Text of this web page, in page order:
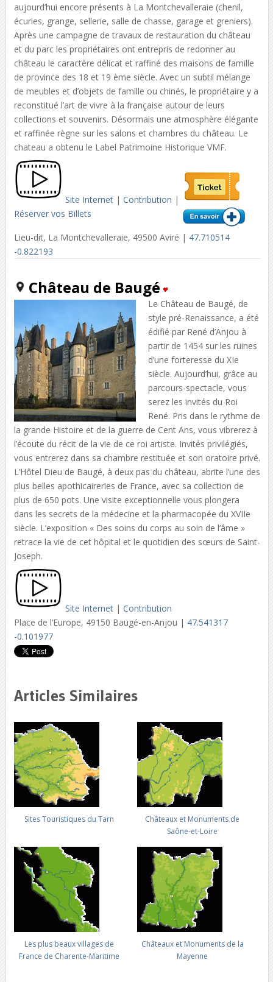
aujourd’hui encore présents à La Montchevalleraie (chenil,
écuries, grange, sellerie, salle de chasse, garage et greniers).
Après une campagne de travaux de restauration du château
et du parc les propriétaires ont entrepris de redonner au
château le caractère délicat et raffiné des maisons de famille
de province des 18 et 19 ème siècle. Avec un subtil mélange
de meubles et d’objets de famille ou chinés, le propriétaire y a
reconstitué l’art de vivre à la française autour de leurs
collections et souvenirs. Désormais une atmosphère élégante
et raffinée règne sur les salons et chambres du château. Le
chateau a obtenu le Label Patrimoine Historique VMF.
Site Internet| Contribution |
Réserver vos Billets
Lieu-dit, La Montchevalleraie, 49500 Aviré | 47.710514
-0.822193
Château de Baugé
Le Château de Baugé, de
style pré-Renaissance, a été
édifié par René d’Anjou à
partir de 1454 sur les ruines
d’une forteresse du XIe
siècle. Aujourd’hui, grâce au
parcours-spectacle, vous
serez les invités du Roi
René. Pris dans le rythme de
la grande Histoire et de la guerre de Cent Ans, vous vibrerez à
l’écoute du récit de la vie de ce roi artiste. Invités privilégiés,
vous entrerez dans sa chambre restituée et son oratoire privé.
L’Hôtel Dieu de Baugé, à deux pas du château, abrite l’une des
plus belles apothicaireries de France, avec sa collection de
plus de 650 pots. Une visite exceptionnelle vous plongera
dans les secrets de la médecine et la pharmacopée du XVIIe
siècle. L’exposition « Des soins du corps au soin de l’âme »
retrace la vie de cet hôpital et le quotidien des sœurs de Saint-
Joseph.
Site Internet| Contribution
Place de l’Europe, 49150 Baugé-en-Anjou | 47.541317
-0.101977
Articles Similaires
Sites Touristiques du Tarn
Châteaux et Monuments de
Saône-et-Loire
Les plus beaux villages de
France de Charente-Maritime
Châteaux et Monuments de la
Mayenne